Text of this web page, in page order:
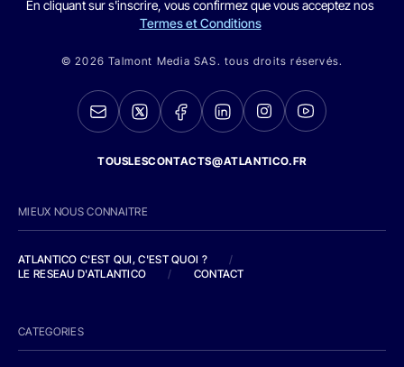
En cliquant sur s'inscrire, vous confirmez que vous acceptez nos
Termes et Conditions
© 2026 Talmont Media SAS. tous droits réservés.
TOUSLESCONTACTS@ATLANTICO.FR
MIEUX NOUS CONNAITRE
ATLANTICO C'EST QUI, C'EST QUOI ?
/
LE RESEAU D'ATLANTICO
/ CONTACT
CATEGORIES